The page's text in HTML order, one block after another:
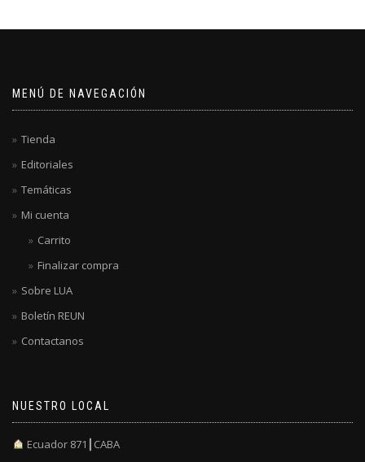
MENÚ DE NAVEGACIÓN
Tienda
Editoriales
Temáticas
Mi cuenta
Carrito
Finalizar compra
Sobre LUA
Boletín REUN
Contactanos
NUESTRO LOCAL
Ecuador 871┃CABA